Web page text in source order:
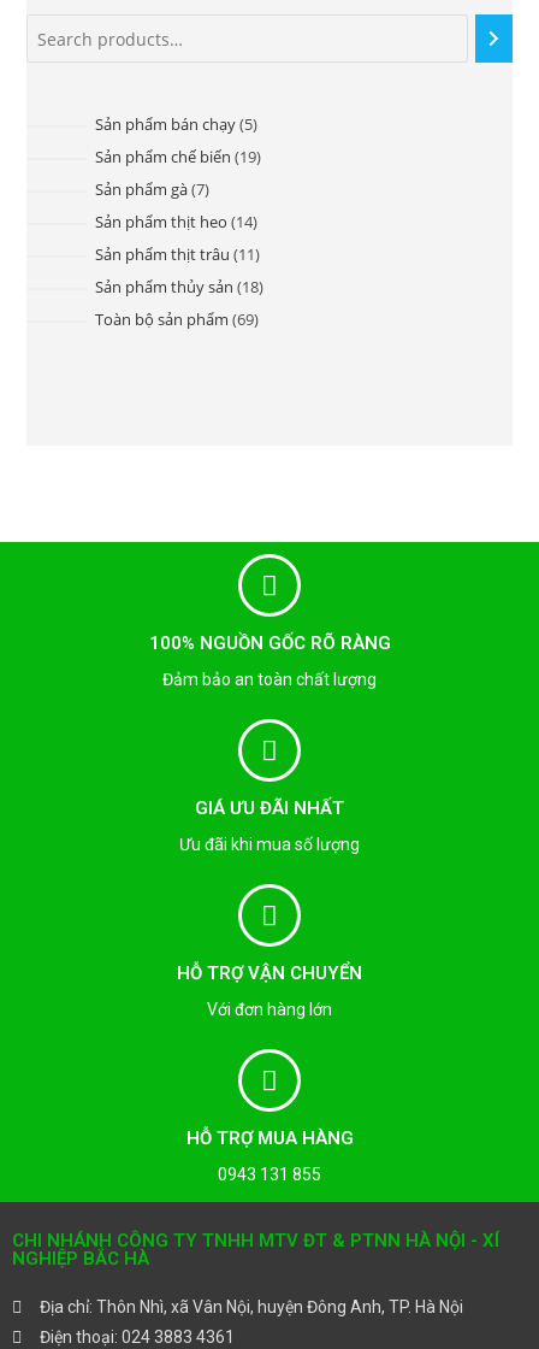
Sản phẩm bán chạy 5
Sản phẩm chế biến 19
Sản phẩm gà 7
Sản phẩm thịt heo 14
Sản phẩm thịt trâu 11
Sản phẩm thủy sản 18
Toàn bộ sản phẩm 69
100% NGUỒN GỐC RÕ RÀNG
Đảm bảo an toàn chất lượng
GIÁ ƯU ĐÃI NHẤT
Ưu đãi khi mua số lượng
HỖ TRỢ VẬN CHUYỂN
Với đơn hàng lớn
HỖ TRỢ MUA HÀNG
0943 131 855
CHI NHÁNH CÔNG TY TNHH MTV ĐT & PTNN HÀ NỘI - XÍ
NGHIỆP BẮC HÀ
Địa chỉ: Thôn Nhì, xã Vân Nội, huyện Đông Anh, TP. Hà Nội
Điện thoại: 024 3883 4361